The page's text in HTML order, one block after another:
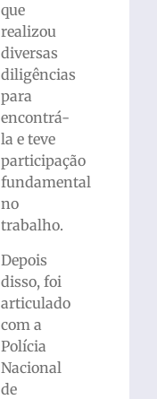
que
realizou
diversas
diligências
para
encontrá-
la e teve
participação
fundamental
no
trabalho.
Depois
disso, foi
articulado
com a
Polícia
Nacional
de